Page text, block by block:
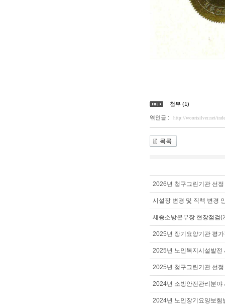
첨부 (1)
엮인글 : http://woorisilver.net/
목록
2026년 청구그린기관 선정
시설장 변경 및 직책 변경
세종소방본부장 현장점검
2025년 장기요양기관 평
2025년 노인복지시설발전
2025년 청구그린기관 선정
2024년 소방안전관리분야
2024년 노인장기요양보험